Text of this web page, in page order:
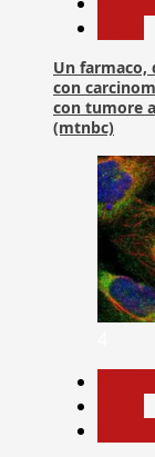
Un
con
con tumore
(mtnbc)